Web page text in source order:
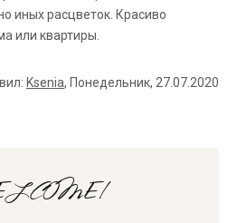
иных расцветок. Красиво
или квартиры.
: Ksenia, Понедельник, 27.07.2020